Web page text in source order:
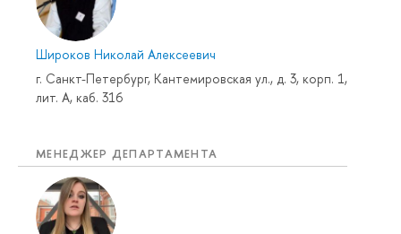
Широков Николай Алексеевич
г. Санкт-Петербург, Кантемировская ул., д. 3, корп. 1,
лит. А, каб. 316
МЕНЕДЖЕР ДЕПАРТАМЕНТА